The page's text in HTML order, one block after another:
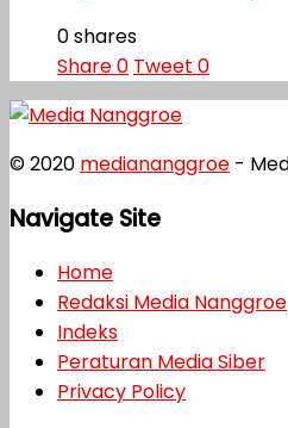
0 shares
Share0 Tweet 0
© 2020 mediananggroe -
Navigate Site
Home
Redaksi Media Nanggroe
Indeks
Peraturan Media Siber
Privacy Policy